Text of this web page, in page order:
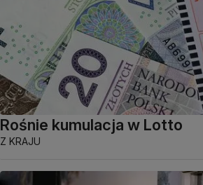
Rośnie kumulacja w Lotto
Z KRAJU